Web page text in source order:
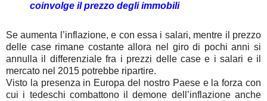
coinvolge il prezzo degli immobili
Se aumenta l’inflazione, e con essa i salari, mentre il prezzo
delle case rimane costante allora nel giro di pochi anni si
annulla il differenziale fra i prezzi delle case e i salari e il
mercato nel 2015 potrebbe ripartire.
Visto la presenza in Europa del nostro Paese e la forza con
cui i tedeschi combattono il demone dell’inflazione anche